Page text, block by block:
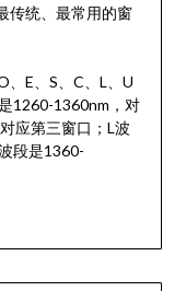
传统、最常用的窗
E、S、C、L、U
1260-1360nm，对
应第三窗口；L波
段是1360-